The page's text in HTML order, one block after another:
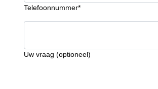
Telefoonnummer*
Uw vraag (optioneel)